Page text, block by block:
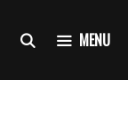
MENU